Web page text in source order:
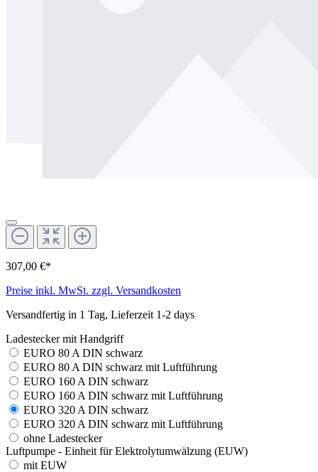
307,00 €*
Preise inkl. MwSt. zzgl. Versandkosten
Versandfertig in 1 Tag, Lieferzeit 1-2 days
Ladestecker mit Handgriff
EURO 80 A DIN schwarz
EURO 80 A DIN schwarz mit Luftführung
EURO 160 A DIN schwarz
EURO 160 A DIN schwarz mit Luftführung
EURO 320 A DIN schwarz
EURO 320 A DIN schwarz mit Luftführung
ohne Ladestecker
Luftpumpe - Einheit für Elektrolytumwälzung (EUW)
mit EUW